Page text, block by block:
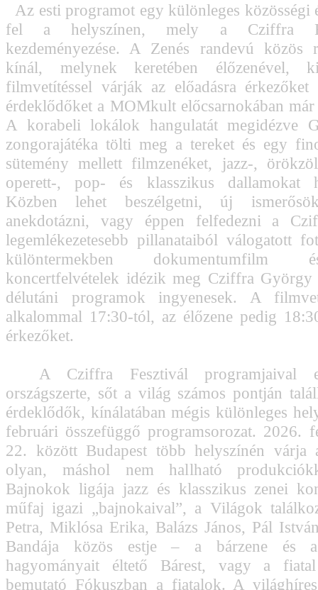
Az esti programot egy különleges közösségi
fel a helyszínen, mely a Cziffra
kezdeményezése. A Zenés randevú közös
kínál, melynek keretében élőzenével,
filmvetítéssel várják az előadásra
érdeklődőket a MOMkult előcsarnokában
A korabeli lokálok hangulatát megidézve
zongorajátéka tölti meg a tereket és egy
sütemény mellett filmzenéket, jazz-,
operett-, pop- és klasszikus dallamokat
Közben lehet beszélgetni, új
anekdotázni, vagy éppen felfedezni a
legemlékezetesebb pillanataiból válogatott
különtermekben dokumentumfilm
koncertfelvételek idézik meg Cziffra György
délutáni programok ingyenesek. A
alkalommal 17:30-tól, az élőzene pedig
érkezőket.
A Cziffra Fesztivál programjaival
országszerte, sőt a világ számos pontján
érdeklődők, kínálatában mégis különleges
februári összefüggő programsorozat. 2026.
22. között Budapest több helyszínén várja
olyan, máshol nem hallható
Bajnokok ligája jazz és klasszikus zenei
műfaj igazi „bajnokaival”, a Világok
Petra, Miklósa Erika, Balázs János, Pál
Bandája közös estje – a bárzene és a
hagyományait éltető Bárest, vagy a fiatal
bemutató Fókuszban a fiatalok. A